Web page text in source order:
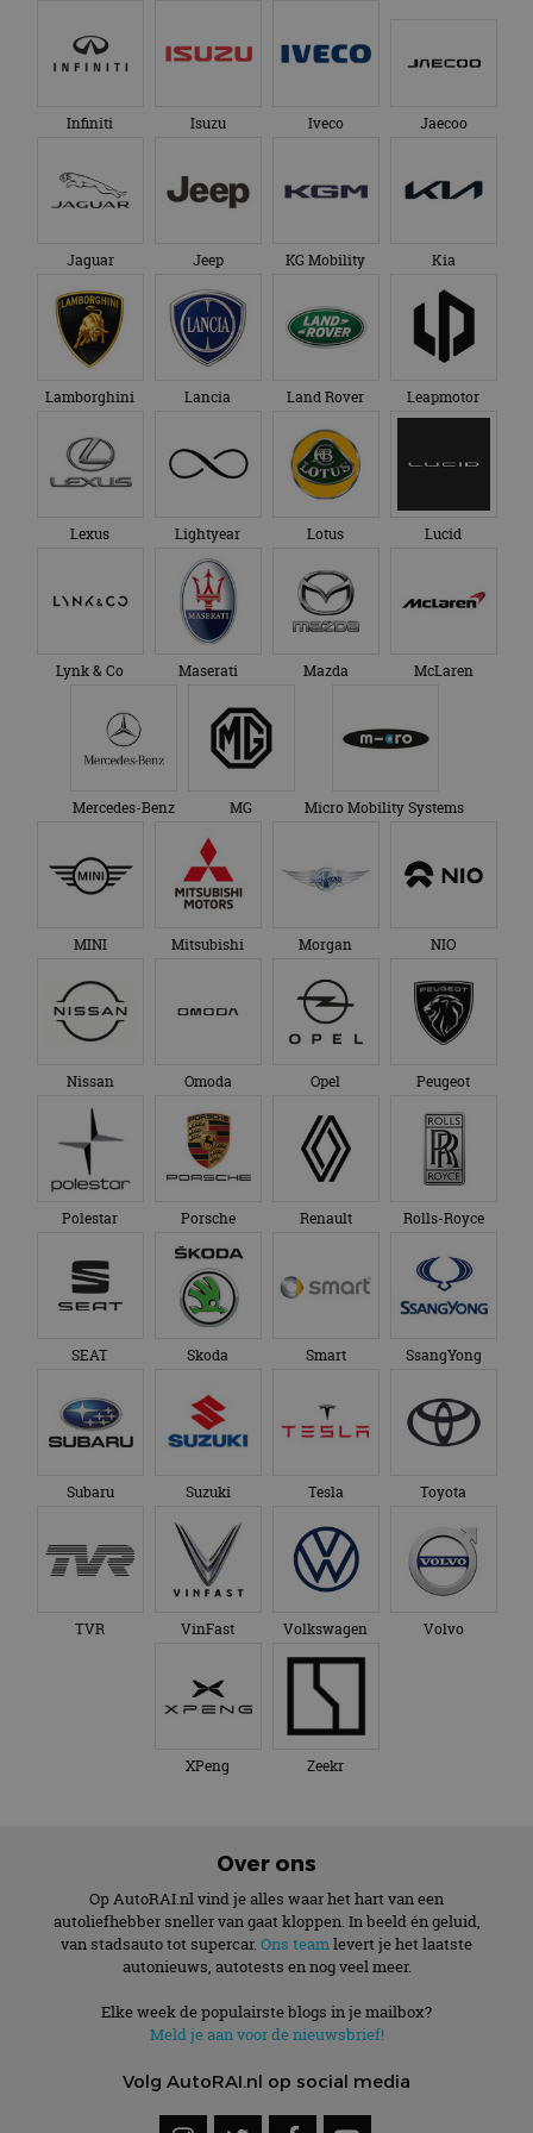
Infiniti Isuzu Iveco Jaecoo
Jaguar Jeep KG Mobility Kia
Lamborghini Lancia Land Rover Leapmotor
Lexus Lightyear Lotus Lucid
Lynk & Co Maserati Mazda McLaren
Mercedes-Benz MG Micro Mobility Systems
MINI Mitsubishi Morgan NIO
Nissan Omoda Opel Peugeot
Polestar Porsche Renault Rolls-Royce
SEAT Skoda Smart SsangYong
Subaru Suzuki Tesla Toyota
TVR VinFast Volkswagen Volvo
XPeng Zeekr
Over ons
Op AutoRAI.nl vind je alles waar het hart van een
autoliefhebber sneller van gaat kloppen. In beeld én geluid,
van stadsauto tot supercar. Ons teamlevert je het laatste
autonieuws, autotests en nog veel meer.
Elke week de populairste blogs in je mailbox?
Meld je aan voor de nieuwsbrief!
Volg AutoRAI.nl op social media